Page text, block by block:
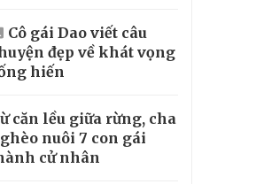
Cô gái Dao viết câu
đẹp về khát vọng
hiến
căn lều giữa rừng, cha
nuôi 7 con gái
cử nhân